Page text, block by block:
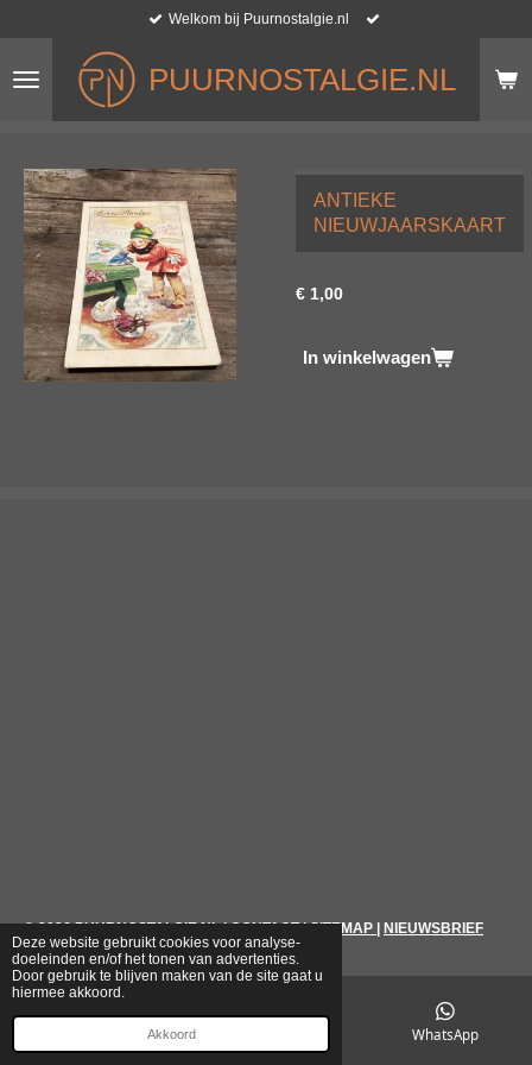
Deze website gebruikt cookies voor analyse-
doeleinden en/of het tonen van advertenties.
Door gebruik te blijven maken van de site gaat u
hiermee akkoord.
Akkoord
naar
hoofdinhoud
PUURNOSTALGIE.NL
Welkom bij Puurnostalgie.nl
ANTIEKE
NIEUWJAARSKAART
€ 1,00
In winkelwagen
© 2026 PUURNOSTALGIE.NL|CONTACT|SITEMAP NIEUWSBRIEF
WhatsApp